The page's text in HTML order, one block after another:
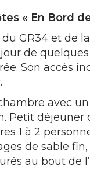
« En Bord
GR34 et de
de
Son accès
avec
Petit déjeuner
1 à 2
de sable
au bout de